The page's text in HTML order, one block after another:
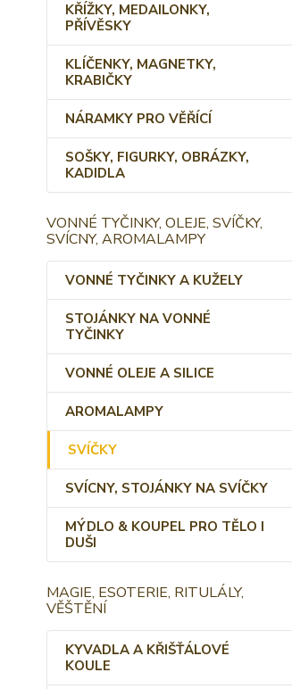
KŘÍŽKY, MEDAILONKY,
PŘÍVĚSKY
KLÍČENKY, MAGNETKY,
KRABIČKY
NÁRAMKY PRO VĚŘÍCÍ
SOŠKY, FIGURKY, OBRÁZKY,
KADIDLA
VONNÉ TYČINKY, OLEJE, SVÍČKY,
SVÍCNY, AROMALAMPY
VONNÉ TYČINKY A KUŽELY
STOJÁNKY NA VONNÉ
TYČINKY
VONNÉ OLEJE A SILICE
AROMALAMPY
SVÍČKY
SVÍCNY, STOJÁNKY NA SVÍČKY
MÝDLO & KOUPEL PRO TĚLO I
DUŠI
MAGIE, ESOTERIE, RITULÁLY,
VĚŠTĚNÍ
KYVADLA A KŘIŠŤÁLOVÉ
KOULE